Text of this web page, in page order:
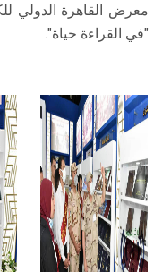
"في القراءة حياة".